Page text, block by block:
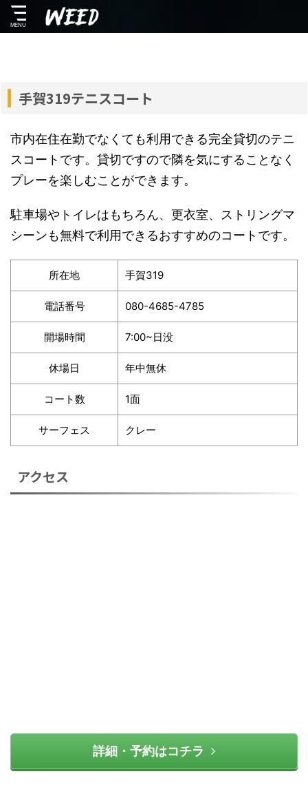
手賀319テニスコート
市内在住在勤でなくても利用できる完全貸切のテニ
スコートです。貸切ですので隣を気にすることなく
プレーを楽しむことができます。
駐車場やトイレはもちろん、更衣室、ストリングマ
シーンも無料で利用できるおすすめのコートです。
所在地 手賀319
電話番号 080-4685-4785
開場時間 7:00~日没
休場日 年中無休
コート数 1面
サーフェス クレー
アクセス
詳細・予約はコチラ